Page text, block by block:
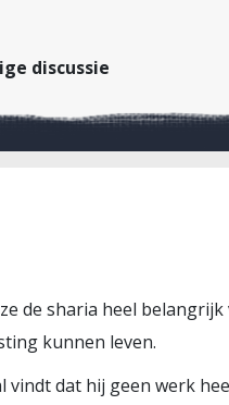
discussie
de sharia heel
kunnen leven.
dat hij geen werk